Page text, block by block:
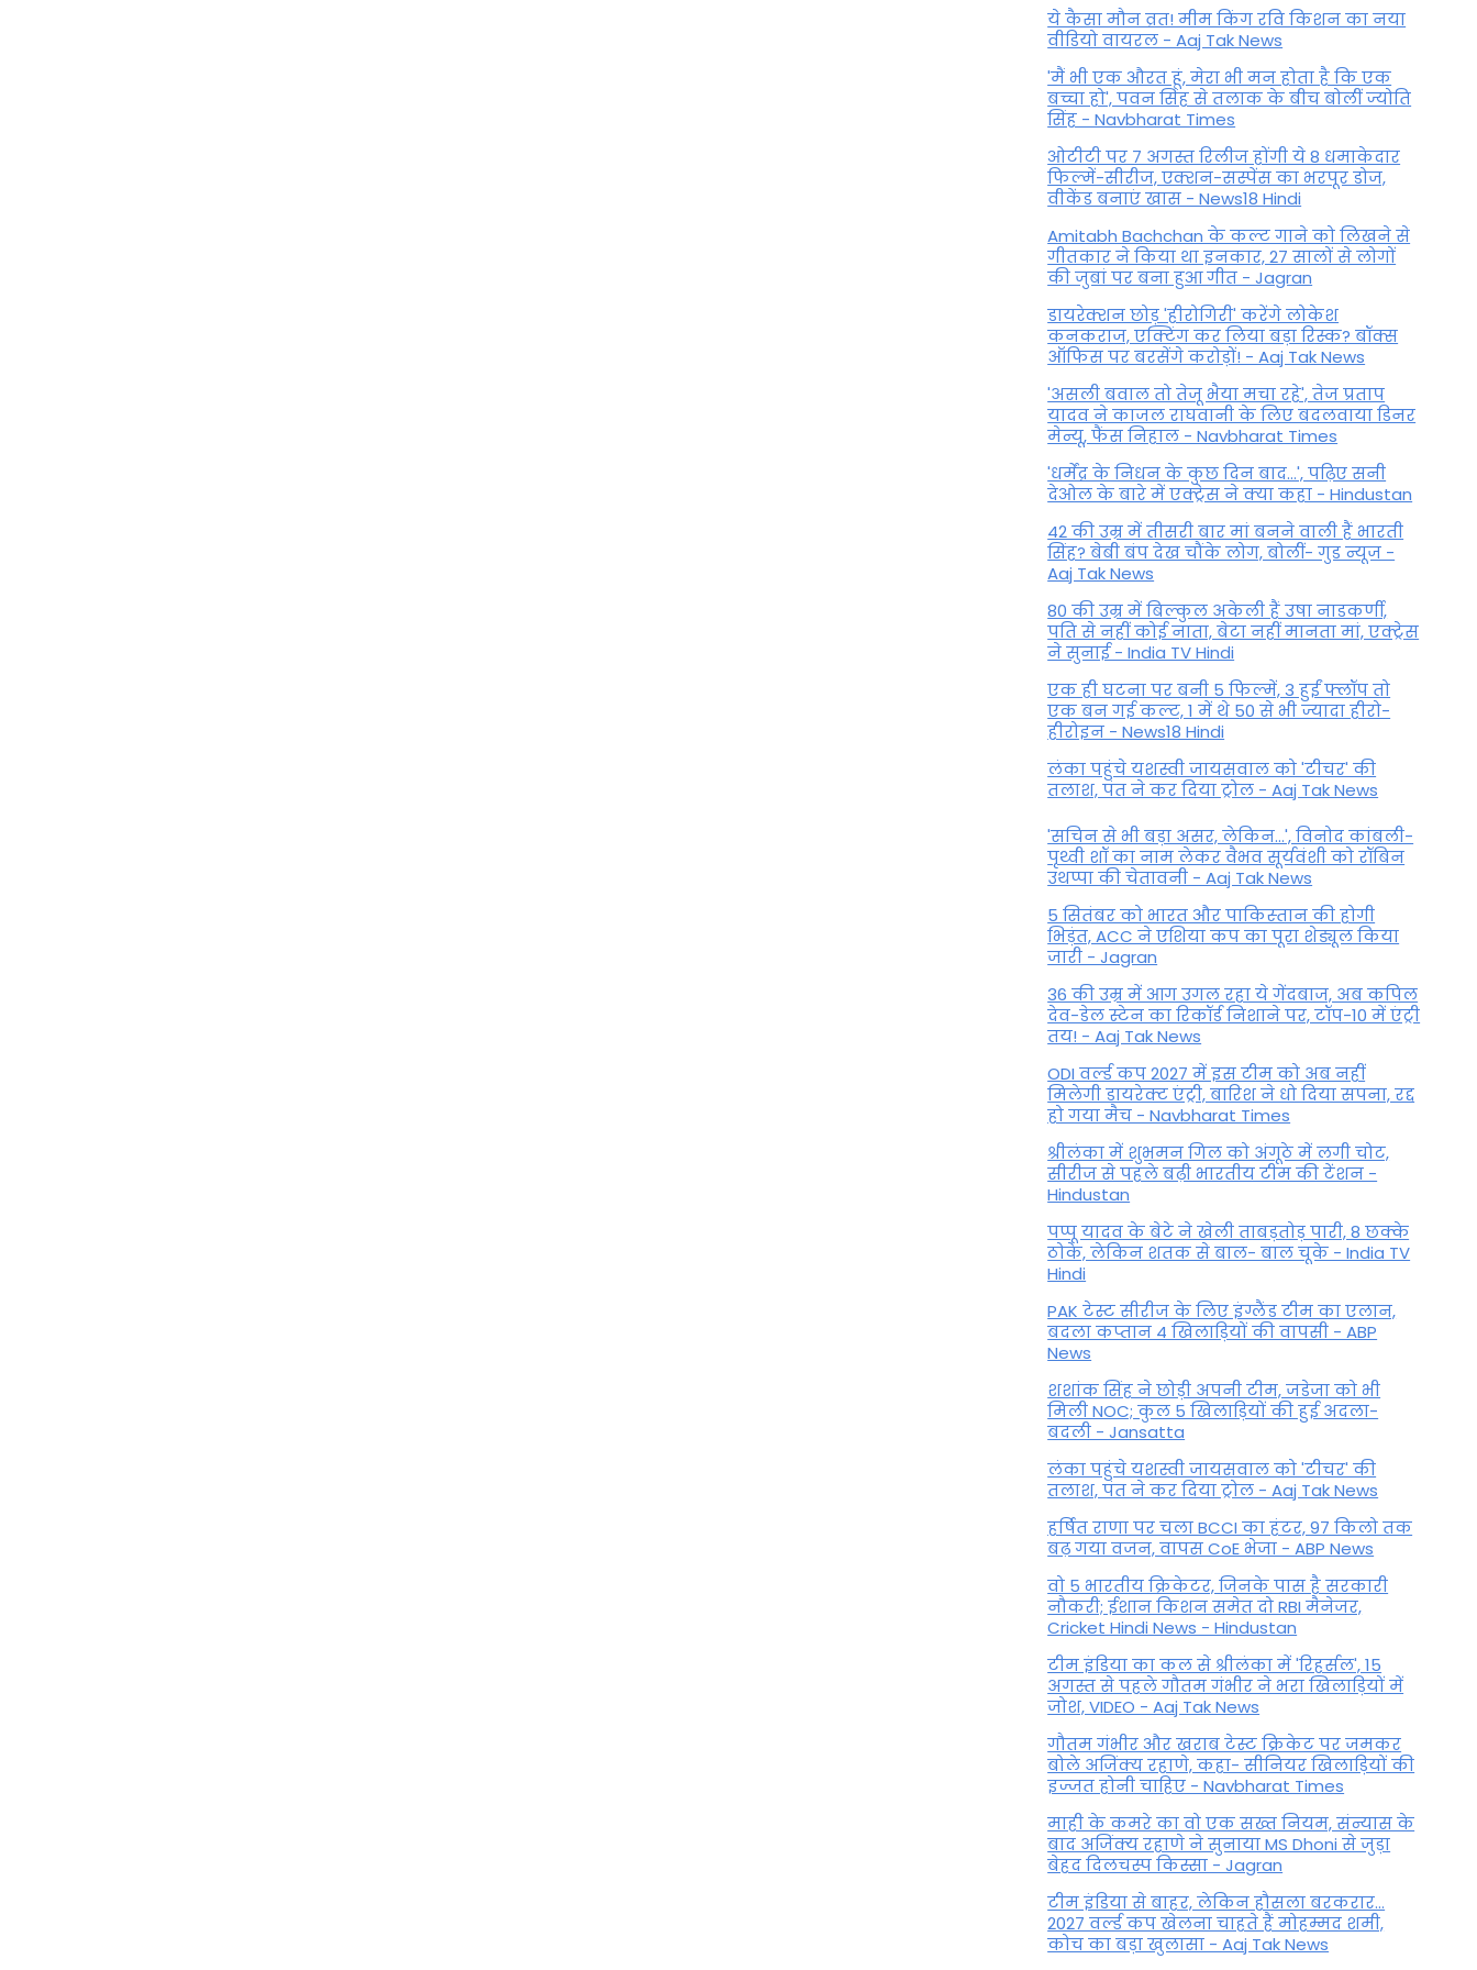
ये कैसा मौन व्रत! मीम किंग रवि किशन का नया
वीडियो वायरल - Aaj Tak News
'मैं भी एक औरत हूं, मेरा भी मन होता है कि एक
बच्चा हो', पवन सिंह से तलाक के बीच बोलीं ज्योति
सिंह - Navbharat Times
ओटीटी पर 7 अगस्त रिलीज होंगी ये 8 धमाकेदार
फिल्में-सीरीज, एक्शन-सस्पेंस का भरपूर डोज,
वीकेंड बनाएं खास - News18 Hindi
Amitabh Bachchan के कल्ट गाने को लिखने से
गीतकार ने किया था इनकार, 27 सालों से लोगों
की जुबां पर बना हुआ गीत - Jagran
डायरेक्शन छोड़ 'हीरोगिरी' करेंगे लोकेश
कनकराज, एक्टिंग कर लिया बड़ा रिस्क? बॉक्स
ऑफिस पर बरसेंगे करोड़ों! - Aaj Tak News
'असली बवाल तो तेजू भैया मचा रहे', तेज प्रताप
यादव ने काजल राघवानी के लिए बदलवाया डिनर
मेन्यू, फैंस न‍िहाल - Navbharat Times
'धर्मेंद्र के निधन के कुछ दिन बाद...', पढ़िए सनी
देओल के बारे में एक्ट्रेस ने क्या कहा - Hindustan
42 की उम्र में तीसरी बार मां बनने वाली हैं भारती
सिंह? बेबी बंप देख चौंके लोग, बोलीं- गुड न्यूज -
Aaj Tak News
80 की उम्र में बिल्कुल अकेली हैं उषा नाडकर्णी,
पति से नहीं कोई नाता, बेटा नहीं मानता मां, एक्ट्रेस
ने सुनाई - India TV Hindi
एक ही घटना पर बनी 5 फिल्में, 3 हुईं फ्लॉप तो
एक बन गई कल्ट, 1 में थे 50 से भी ज्यादा हीरो-
हीरोइन - News18 Hindi
लंका पहुंचे यशस्वी जायसवाल को 'टीचर' की
तलाश, पंत ने कर द‍िया ट्रोल - Aaj Tak News
'सचिन से भी बड़ा असर, लेकिन...', व‍िनोद कांबली-
पृथ्वी शॉ का नाम लेकर वैभव सूर्यवंशी को रॉबिन
उथप्पा की चेतावनी - Aaj Tak News
5 सितंबर को भारत और पाकिस्‍तान की होगी
भिड़ंत, ACC ने एशिया कप का पूरा शेड्यूल किया
जारी - Jagran
36 की उम्र में आग उगल रहा ये गेंदबाज, अब कपिल
देव-डेल स्टेन का रिकॉर्ड निशाने पर, टॉप-10 में एंट्री
तय! - Aaj Tak News
ODI वर्ल्ड कप 2027 में इस टीम को अब नहीं
मिलेगी डायरेक्ट एंट्री, बारिश ने धो दिया सपना, रद्द
हो गया मैच - Navbharat Times
श्रीलंका में शुभमन गिल को अंगूठे में लगी चोट,
सीरीज से पहले बढ़ी भारतीय टीम की टेंशन -
Hindustan
पप्पू यादव के बेटे ने खेली ताबड़तोड़ पारी, 8 छक्के
ठोके, लेकिन शतक से बाल- बाल चूके - India TV
Hindi
PAK टेस्ट सीरीज के लिए इंग्लैंड टीम का एलान,
बदला कप्तान 4 खिलाड़ियों की वापसी - ABP
News
शशांक सिंह ने छोड़ी अपनी टीम, जडेजा को भी
मिली NOC; कुल 5 खिलाड़ियों की हुई अदला-
बदली - Jansatta
लंका पहुंचे यशस्वी जायसवाल को 'टीचर' की
तलाश, पंत ने कर द‍िया ट्रोल - Aaj Tak News
हर्षित राणा पर चला BCCI का हंटर, 97 किलो तक
बढ़ गया वजन, वापस CoE भेजा - ABP News
वो 5 भारतीय क्रिकेटर, जिनके पास है सरकारी
नौकरी; ईशान किशन समेत दो RBI मैनेजर,
Cricket Hindi News - Hindustan
टीम इंडिया का कल से श्रीलंका में 'रिहर्सल', 15
अगस्त से पहले गौतम गंभीर ने भरा ख‍िलाड़‍ियों में
जोश, VIDEO - Aaj Tak News
गौतम गंभीर और खराब टेस्ट क्रिकेट पर जमकर
बोले अजिंक्य रहाणे, कहा- सीनियर खिलाड़ियों की
इज्जत होनी चाहिए - Navbharat Times
माही के कमरे का वो एक सख्त नियम, संन्यास के
बाद अजिंक्‍य रहाणे ने सुनाया MS Dhoni से जुड़ा
बेहद दिलचस्प किस्सा - Jagran
टीम इंडिया से बाहर, लेकिन हौसला बरकरार...
2027 वर्ल्ड कप खेलना चाहते हैं मोहम्मद शमी,
कोच का बड़ा खुलासा - Aaj Tak News